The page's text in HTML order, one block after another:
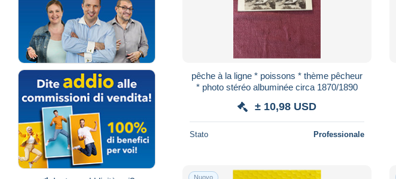
pêche à la ligne * poissons * thème pêcheur
* photo stéréo albuminée circa 1870/1890
± 10,98 USD
Stato Professionale
Nuovo